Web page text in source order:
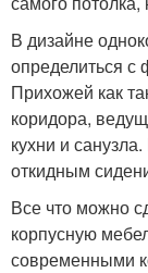
В дизайне
определиться с
Прихожей как
коридора,
кухни и
откидным
Все что можно
корпусную
современными